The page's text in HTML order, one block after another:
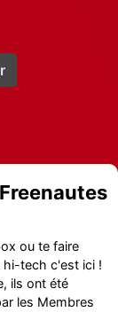
ou te faire
hi-tech c'est ici !
ils ont été
les Membres